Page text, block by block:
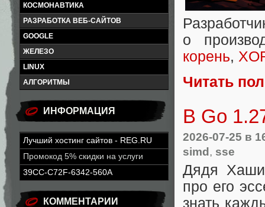
КОСМОНАВТИКА
РАЗРАБОТКА ВЕБ-САЙТОВ
GOOGLE
ЖЕЛЕЗО
LINUX
АЛГОРИТМЫ
ИНФОРМАЦИЯ
Лучший хостинг сайтов - REG.RU
Промокод 5% скидки на услуги
39CC-C72F-6342-560A
КОММЕНТАРИИ
о
корень,
Читать
В Go
2026-07-25 в
simd, sse
Дядя
про его
знать